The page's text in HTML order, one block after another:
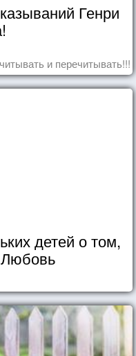
Генри
и перечитывать!!!
детей о том,